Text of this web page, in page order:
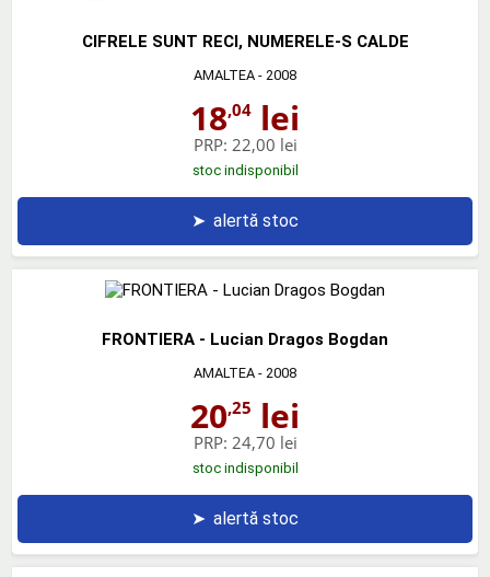
CIFRELE SUNT RECI, NUMERELE-S CALDE
AMALTEA - 2008
18,04 lei
PRP: 22,00 lei
stoc indisponibil
➤ alertă stoc
FRONTIERA - Lucian Dragos Bogdan
AMALTEA - 2008
20,25 lei
PRP: 24,70 lei
stoc indisponibil
➤ alertă stoc